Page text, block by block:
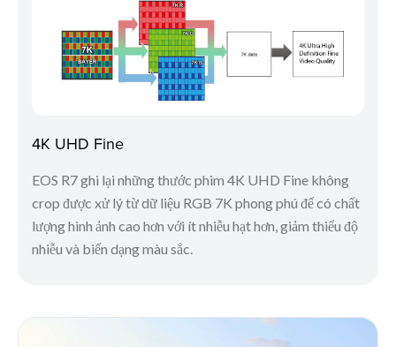
4K UHD Fine
EOS R7 ghi lại những thước phim 4K UHD Fine không
crop được xử lý từ dữ liệu RGB 7K phong phú để có chất
lượng hình ảnh cao hơn với ít nhiễu hạt hơn, giảm thiểu độ
nhiễu và biến dạng màu sắc.